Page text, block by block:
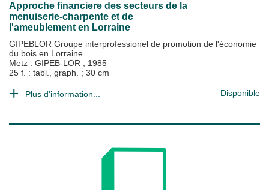
Approche financiere des secteurs de la
menuiserie-charpente et de
l'ameublement en Lorraine
GIPEBLOR Groupe interprofessionel de promotion de l'économie
du bois en Lorraine
Metz : GIPEB-LOR ; 1985
25 f. : tabl., graph. ; 30 cm
Plus d'information... Disponible